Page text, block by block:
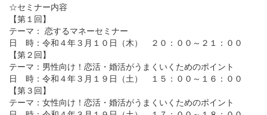
☆セミナー内容
【第１回】
テーマ： 恋するマネーセミナー
日 時：令和４年３月１０日（木） ２０：００～２１：００
【第２回】
テーマ：男性向け！恋活・婚活がうまくいくためのポイント
日 時：令和４年３月１９日（土） １５：００～１６：００
【第３回】
テーマ：女性向け！恋活・婚活がうまくいくためのポイント